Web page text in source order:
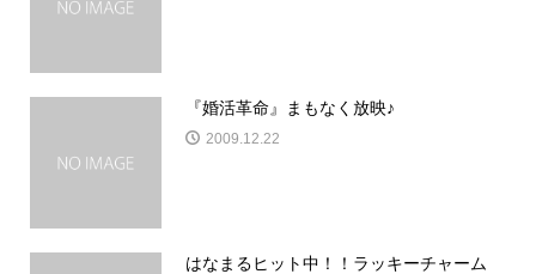
『婚活革命』まもなく放映♪
2009.12.22
はなまるヒット中！！ラッキーチャーム